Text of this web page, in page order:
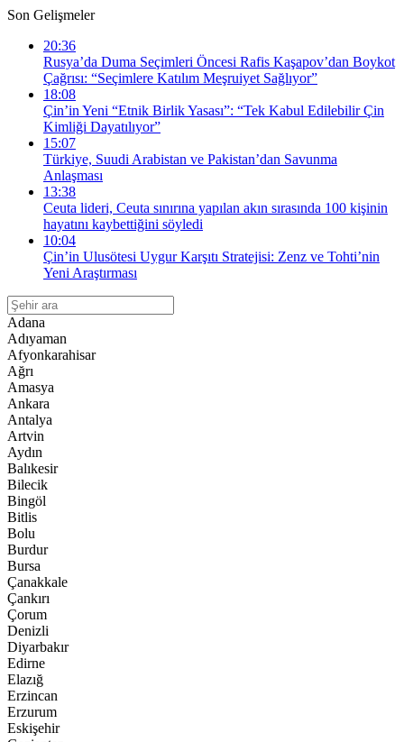
Son Gelişmeler
20:36
Rusya’da Duma Seçimleri Öncesi Rafis Kaşapov’dan Boykot
Çağrısı: “Seçimlere Katılım Meşruiyet Sağlıyor”
18:08
Çin’in Yeni “Etnik Birlik Yasası”: “Tek Kabul Edilebilir Çin
Kimliği Dayatılıyor”
15:07
Türkiye, Suudi Arabistan ve Pakistan’dan Savunma
Anlaşması
13:38
Ceuta lideri, Ceuta sınırına yapılan akın sırasında 100 kişinin
hayatını kaybettiğini söyledi
10:04
Çin’in Ulusötesi Uygur Karşıtı Stratejisi: Zenz ve Tohti’nin
Yeni Araştırması
Adana
Adıyaman
Afyonkarahisar
Ağrı
Amasya
Ankara
Antalya
Artvin
Aydın
Balıkesir
Bilecik
Bingöl
Bitlis
Bolu
Burdur
Bursa
Çanakkale
Çankırı
Çorum
Denizli
Diyarbakır
Edirne
Elazığ
Erzincan
Erzurum
Eskişehir